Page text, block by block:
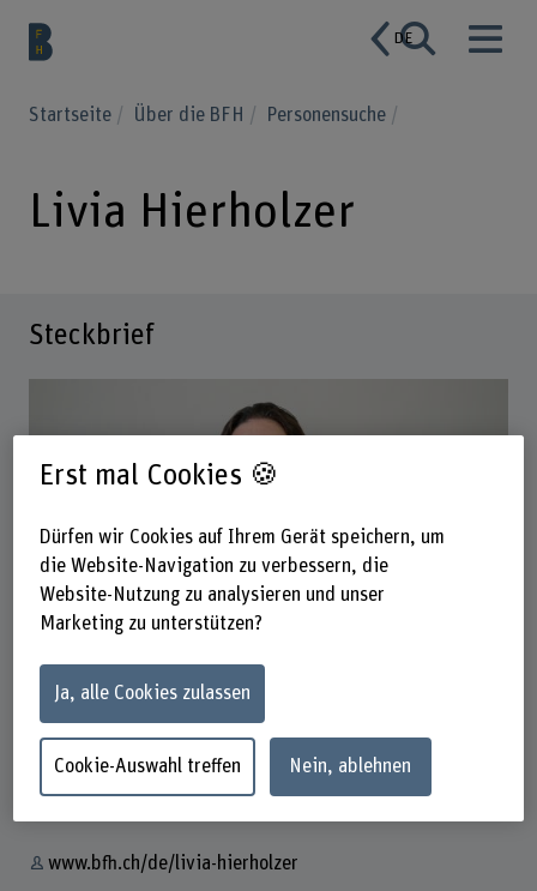
DE
Startseite Über die BFH Personensuche
Livia Hierholzer
Steckbrief
Wissenschaftliche Mitarbeiterin
+41 31 848 68 94
www.bfh.ch/de/livia-hierholzer
Erst mal Cookies 🍪
Dürfen wir Cookies auf Ihrem Gerät speichern, um
die Website-Navigation zu verbessern, die
Website-Nutzung zu analysieren und unser
Marketing zu unterstützen?
Ja, alle Cookies zulassen
Cookie-Auswahl treffen Nein, ablehnen